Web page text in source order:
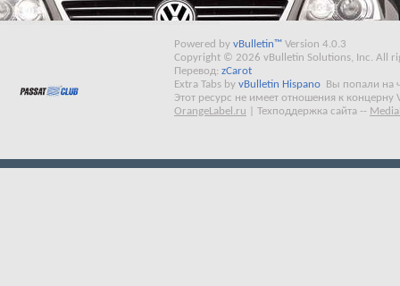
Powered by vBulletin™ Version 4.0.3
Copyright © 2026 vBulletin Solutions, Inc. All
Перевод: zCarot
Extra Tabs by vBulletin Hispano
Вы попали на
Этот ресурс не имеет отношения к концерну
OrangeLabel.ru
Техподдержка сайта --